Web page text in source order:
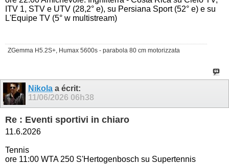
ITV 1, STV e UTV (28,2° e), su Persiana Sport (52° e) e su
L'Equipe TV (5° w multistream)
ZGemma H5.2S+, Humax 5600s - parabola 80 cm motorizzata
Nikola a écrit:
11/06/2026 06h38
Re : Eventi sportivi in chiaro
11.6.2026
Tennis
ore 11:00 WTA 250 S'Hertogenbosch su Supertennis